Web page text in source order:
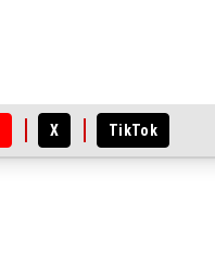
X TikTok